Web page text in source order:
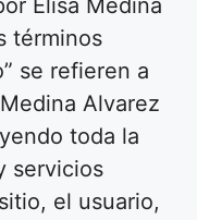
Elisa Medina
términos
se refieren a
Alvarez
toda la
servicios
el usuario,